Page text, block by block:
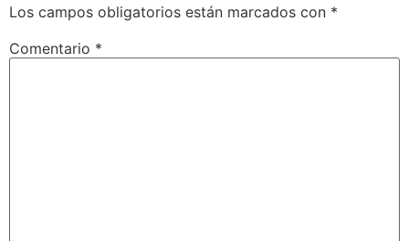
Los campos obligatorios están marcados con *
Comentario *